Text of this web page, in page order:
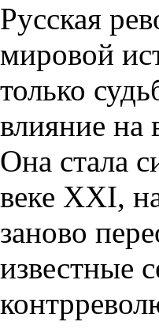
Русская
мировой
только
влияние на
Она стала
веке XXI,
заново
известные